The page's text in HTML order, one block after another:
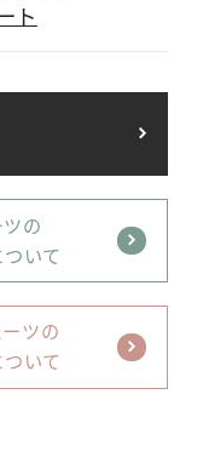
ト
の
いて
ツの
いて